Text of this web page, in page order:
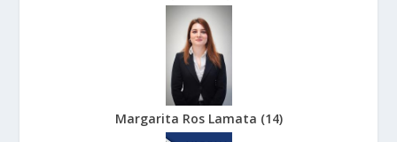
Margarita Ros Lamata (14)